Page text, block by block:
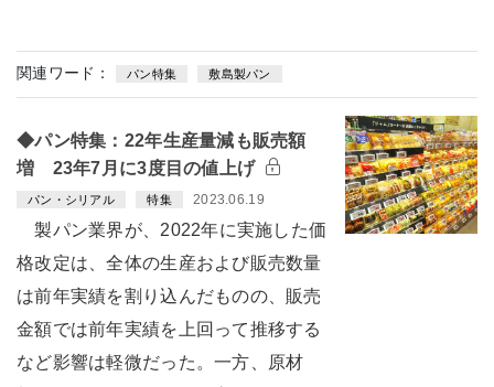
関連ワード： パン特集 敷島製パン
◆パン特集：22年生産量減も販売額
増 23年7月に3度目の値上げ
パン・シリアル 特集 2023.06.19
製パン業界が、2022年に実施した価
格改定は、全体の生産および販売数量
は前年実績を割り込んだものの、販売
金額では前年実績を上回って推移する
など影響は軽微だった。一方、原材